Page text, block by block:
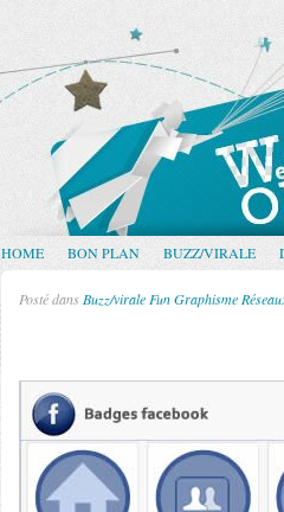
HOME BON PLAN BUZZ/VIRALE
Posté dans Buzz/virale FunGraphisme